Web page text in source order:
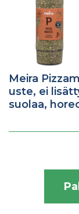
Meira
uste, ei
suolaa,